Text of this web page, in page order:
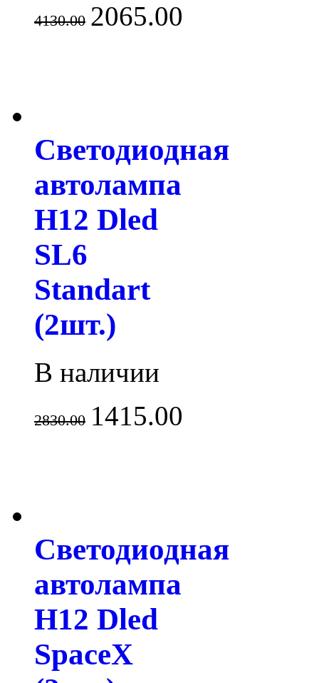
4130.00 2065.00
Светодиодная
автолампа
H12 Dled
SL6
Standart
(2шт.)
В наличии
2830.00 1415.00
Светодиодная
автолампа
H12 Dled
SpaceX